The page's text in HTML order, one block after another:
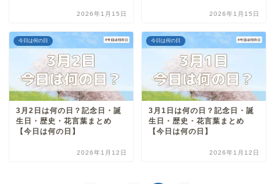
2026年1月15日 2026年1月15日
今日は何の日
3月2日は何の日？記念日・誕
生日・歴史・花言葉まとめ
【今日は何の日】
2026年1月12日
今日は何の日
3月1日は何の日？記念日・誕
生日・歴史・花言葉まとめ
【今日は何の日】
2026年1月12日